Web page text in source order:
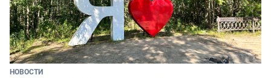
НОВОСТИ